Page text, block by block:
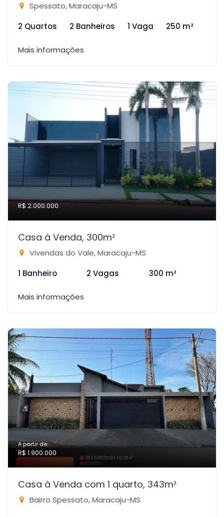
Spessato, Maracaju-MS
2 Quartos
2 Banheiros 1 Vaga 250 m²
Mais informações
R$ 2.000.000
Casa à Venda, 300m²
Vivendas do Vale, Maracaju-MS
1 Banheiro
2 Vagas 300 m²
Mais informações
A partir de:
R$ 1.900.000
Casa à Venda com 1 quarto, 343m²
Bairro Spessato, Maracaju-MS